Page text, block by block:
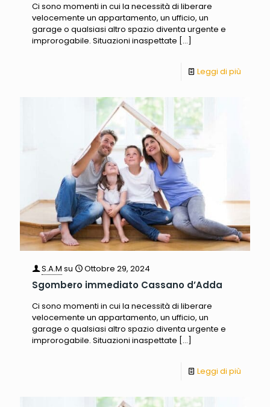
Ci sono momenti in cui la necessità di liberare
velocemente un appartamento, un ufficio, un
garage o qualsiasi altro spazio diventa urgente e
improrogabile. Situazioni inaspettate […]
Leggi di più
S.A.M su Ottobre 29, 2024
Sgombero immediato Cassano d’Adda
Ci sono momenti in cui la necessità di liberare
velocemente un appartamento, un ufficio, un
garage o qualsiasi altro spazio diventa urgente e
improrogabile. Situazioni inaspettate […]
Leggi di più